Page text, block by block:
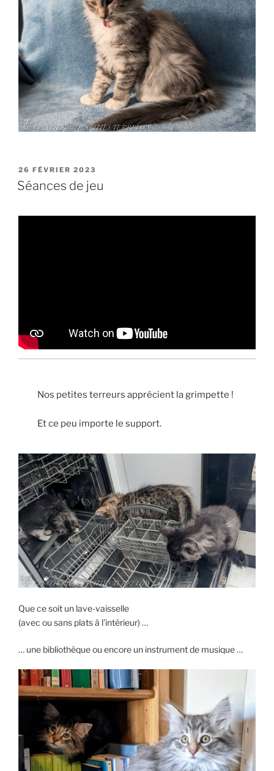
PUBLIÉ
LE
26 FÉVRIER 2023
Séances de jeu
Nos petites terreurs apprécient la grimpette !
Et ce peu importe le support.
Que ce soit un lave-vaisselle
(avec ou sans plats à l’intérieur) …
… une bibliothèque ou encore un instrument de musique …